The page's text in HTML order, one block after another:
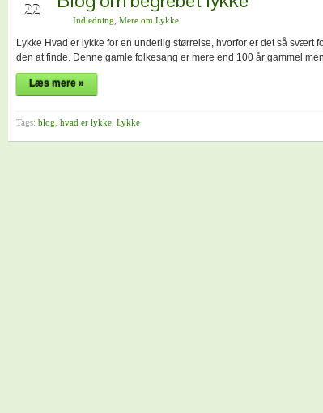
22
Indledning Mere om Lykke
Lykke Hvad er lykke for en underlig størrelse, hvorfor er det så
den at finde. Denne gamle folkesang er mere end 100 år gammel
Læs mere »
Tags: blog hvad er lykke Lykke